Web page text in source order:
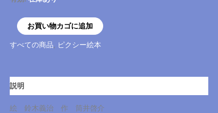
た
ピ
ク
シ
お買い物カゴに追加
すべての商品, ピクシー絵本
説明
絵 鈴木義治 作 筒井啓介